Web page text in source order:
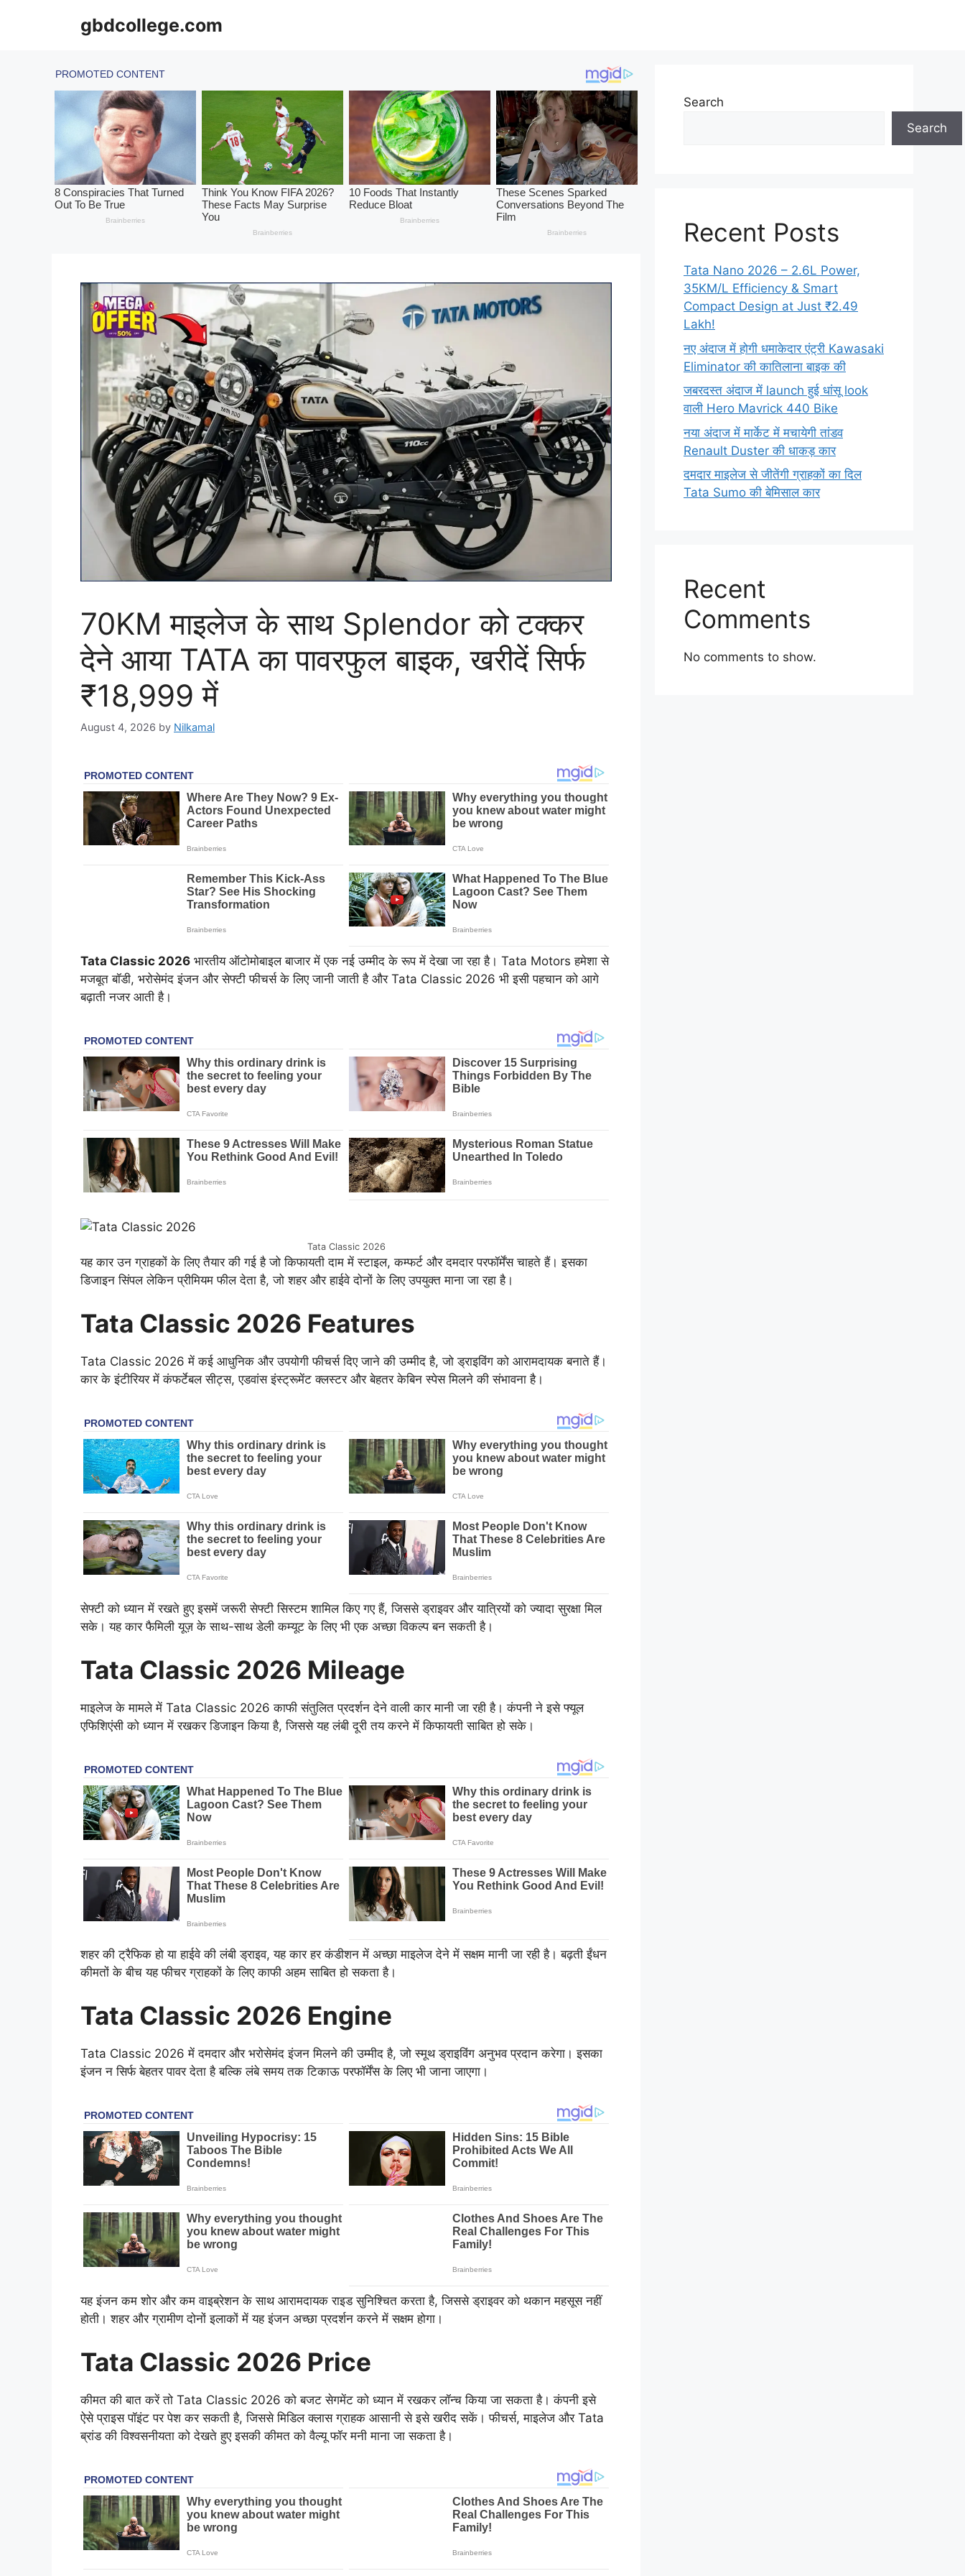
gbdcollege.com
70KM माइलेज के साथ Splendor को टक्कर
देने आया TATA का पावरफुल बाइक, खरीदें सिर्फ
₹18,999 में
August 4, 2026 by Nilkamal
Tata Classic 2026 भारतीय ऑटोमोबाइल बाजार में एक नई उम्मीद के रूप में देखा जा रहा है। Tata Motors हमेशा से
मजबूत बॉडी, भरोसेमंद इंजन और सेफ्टी फीचर्स के लिए जानी जाती है और Tata Classic 2026 भी इसी पहचान को आगे
बढ़ाती नजर आती है।
Tata Classic 2026
यह कार उन ग्राहकों के लिए तैयार की गई है जो किफायती दाम में स्टाइल, कम्फर्ट और दमदार परफॉर्मेंस चाहते हैं। इसका
डिजाइन सिंपल लेकिन प्रीमियम फील देता है, जो शहर और हाईवे दोनों के लिए उपयुक्त माना जा रहा है।
Tata Classic 2026 Features
Tata Classic 2026 में कई आधुनिक और उपयोगी फीचर्स दिए जाने की उम्मीद है, जो ड्राइविंग को आरामदायक बनाते हैं।
कार के इंटीरियर में कंफर्टेबल सीट्स, एडवांस इंस्ट्रूमेंट क्लस्टर और बेहतर केबिन स्पेस मिलने की संभावना है।
सेफ्टी को ध्यान में रखते हुए इसमें जरूरी सेफ्टी सिस्टम शामिल किए गए हैं, जिससे ड्राइवर और यात्रियों को ज्यादा सुरक्षा मिल
सके। यह कार फैमिली यूज़ के साथ-साथ डेली कम्यूट के लिए भी एक अच्छा विकल्प बन सकती है।
Tata Classic 2026 Mileage
माइलेज के मामले में Tata Classic 2026 काफी संतुलित प्रदर्शन देने वाली कार मानी जा रही है। कंपनी ने इसे फ्यूल
एफिशिएंसी को ध्यान में रखकर डिजाइन किया है, जिससे यह लंबी दूरी तय करने में किफायती साबित हो सके।
शहर की ट्रैफिक हो या हाईवे की लंबी ड्राइव, यह कार हर कंडीशन में अच्छा माइलेज देने में सक्षम मानी जा रही है। बढ़ती ईंधन
कीमतों के बीच यह फीचर ग्राहकों के लिए काफी अहम साबित हो सकता है।
Tata Classic 2026 Engine
Tata Classic 2026 में दमदार और भरोसेमंद इंजन मिलने की उम्मीद है, जो स्मूथ ड्राइविंग अनुभव प्रदान करेगा। इसका
इंजन न सिर्फ बेहतर पावर देता है बल्कि लंबे समय तक टिकाऊ परफॉर्मेंस के लिए भी जाना जाएगा।
यह इंजन कम शोर और कम वाइब्रेशन के साथ आरामदायक राइड सुनिश्चित करता है, जिससे ड्राइवर को थकान महसूस नहीं
होती। शहर और ग्रामीण दोनों इलाकों में यह इंजन अच्छा प्रदर्शन करने में सक्षम होगा।
Tata Classic 2026 Price
कीमत की बात करें तो Tata Classic 2026 को बजट सेगमेंट को ध्यान में रखकर लॉन्च किया जा सकता है। कंपनी इसे
ऐसे प्राइस पॉइंट पर पेश कर सकती है, जिससे मिडिल क्लास ग्राहक आसानी से इसे खरीद सकें। फीचर्स, माइलेज और Tata
ब्रांड की विश्वसनीयता को देखते हुए इसकी कीमत को वैल्यू फॉर मनी माना जा सकता है।
Search
Search
Recent Posts
Tata Nano 2026 – 2.6L Power,
35KM/L Efficiency & Smart
Compact Design at Just ₹2.49
Lakh!
नए अंदाज में होगी धमाकेदार एंट्री Kawasaki
Eliminator की कातिलाना बाइक की
जबरदस्त अंदाज में launch हुई धांसू look
वाली Hero Mavrick 440 Bike
नया अंदाज में मार्केट में मचायेगी तांडव
Renault Duster की धाकड़ कार
दमदार माइलेज से जीतेंगी ग्राहकों का दिल
Tata Sumo की बेमिसाल कार
Recent
Comments
No comments to show.